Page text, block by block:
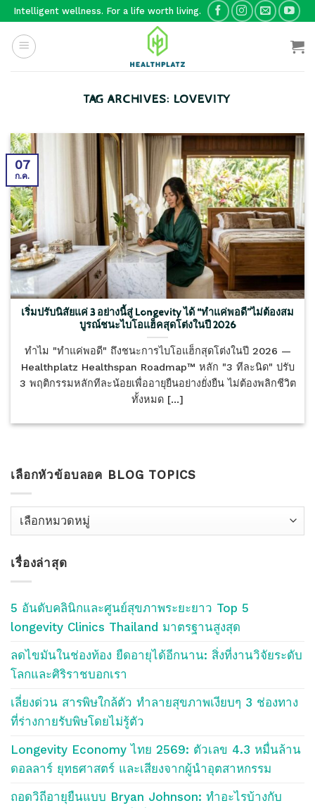
Skip
content
Intelligent wellness. For a life worth living.
TAG ARCHIVES: LOVEVITY
เริ่มปรับนิสัยแค่ 3 อย่างนี้สู่ Longevity ได้ “ทำแค่พอดี”ไม่ต้องสม
บูรณ์ชนะไบโอแฮ็คสุดโต่งในปี 2026
ทำไม "ทำแค่พอดี" ถึงชนะการไบโอแฮ็กสุดโต่งในปี 2026 —
Healthplatz Healthspan Roadmap™ หลัก "3 ทีละนิด" ปรับ
3 พฤติกรรมหลักทีละน้อยเพื่ออายุยืนอย่างยั่งยืน ไม่ต้องพลิกชีวิต
ทั้งหมด [...]
07
ก.ค.
เลือกหัวข้อบลอค BLOG TOPICS
เลือก
บลอค
Blog
เรื่องล่าสุด
5 อันดับคลินิกและศูนย์สุขภาพระยะยาว Top 5
longevity Clinics Thailand มาตรฐานสูงสุด
ลดไขมันในช่องท้อง ยืดอายุได้อีกนาน: สิ่งที่งานวิจัยระดับ
โลกและศิริราชบอกเรา
เลี่ยงด่วน สารพิษใกล้ตัว ทำลายสุขภาพเงียบๆ 3 ช่องทาง
ที่ร่างกายรับพิษโดยไม่รู้ตัว
Longevity Economy ไทย 2569: ตัวเลข 4.3 หมื่นล้าน
ดอลลาร์ ยุทธศาสตร์ และเสียงจากผู้นำอุตสาหกรรม
ถอดวิถีอายุยืนแบบ Bryan Johnson: ทำอะไรบ้างกับ